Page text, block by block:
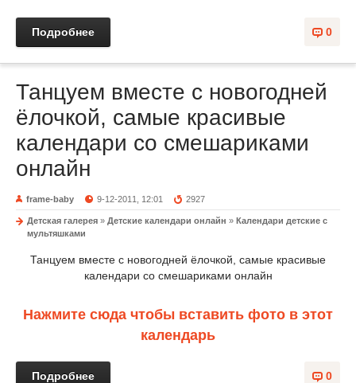
0
Подробнее
Танцуем вместе с новогодней
ёлочкой, самые красивые
календари со смешариками
онлайн
frame-baby 9-12-2011, 12:01 2927
Детская галерея » Детские календари онлайн » Календари детские с
мультяшками
Танцуем вместе с новогодней ёлочкой, самые красивые
календари со смешариками онлайн
Нажмите сюда чтобы вставить фото в этот
календарь
0
Подробнее